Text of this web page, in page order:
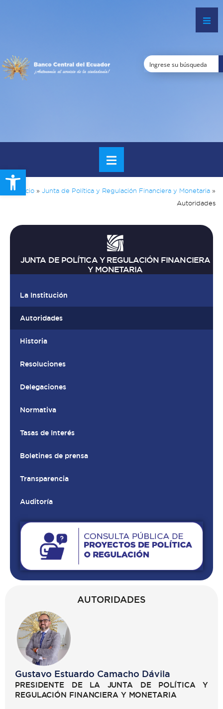
Open toolbar
Inicio » Junta de Política y Regulación Financiera y Monetaria »
Autoridades
JUNTA DE POLÍTICA Y REGULACIÓN FINANCIERA
Y MONETARIA
La Institución
Autoridades
Historia
Resoluciones
Delegaciones
Normativa
Tasas de Interés
Boletines de prensa
Transparencia
Auditoría
AUTORIDADES
Gustavo Estuardo Camacho Dávila
PRESIDENTE DE LA JUNTA DE POLÍTICA Y
REGULACIÓN FINANCIERA Y MONETARIA